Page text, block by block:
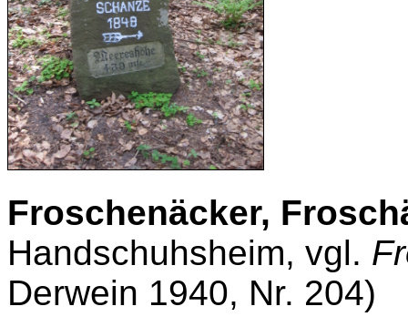
Froschenäcker,
Handschuhsheim, vgl.
Derwein 1940, Nr. 204)